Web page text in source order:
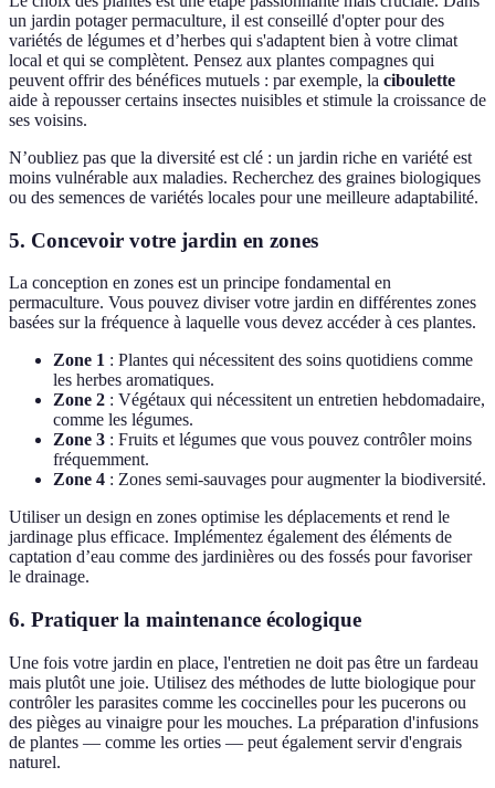
un jardin potager permaculture, il est conseillé d'opter pour des
variétés de légumes et d’herbes qui s'adaptent bien à votre climat
local et qui se complètent. Pensez aux plantes compagnes qui
peuvent offrir des bénéfices mutuels : par exemple, la ciboulette
aide à repousser certains insectes nuisibles et stimule la croissance de
ses voisins.
N’oubliez pas que la diversité est clé : un jardin riche en variété est
moins vulnérable aux maladies. Recherchez des graines biologiques
ou des semences de variétés locales pour une meilleure adaptabilité.
5. Concevoir votre jardin en zones
La conception en zones est un principe fondamental en
permaculture. Vous pouvez diviser votre jardin en différentes zones
basées sur la fréquence à laquelle vous devez accéder à ces plantes.
Zone 1 : Plantes qui nécessitent des soins quotidiens comme
les herbes aromatiques.
Zone 2 : Végétaux qui nécessitent un entretien hebdomadaire,
comme les légumes.
Zone 3 : Fruits et légumes que vous pouvez contrôler moins
fréquemment.
Zone 4 : Zones semi-sauvages pour augmenter la biodiversité.
Utiliser un design en zones optimise les déplacements et rend le
jardinage plus efficace. Implémentez également des éléments de
captation d’eau comme des jardinières ou des fossés pour favoriser
le drainage.
6. Pratiquer la maintenance écologique
Une fois votre jardin en place, l'entretien ne doit pas être un fardeau
mais plutôt une joie. Utilisez des méthodes de lutte biologique pour
contrôler les parasites comme les coccinelles pour les pucerons ou
des pièges au vinaigre pour les mouches. La préparation d'infusions
de plantes — comme les orties — peut également servir d'engrais
naturel.